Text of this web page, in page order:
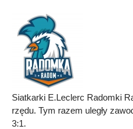
Siatkarki E.Leclerc Radomki
rzędu. Tym razem uległy
3:1.